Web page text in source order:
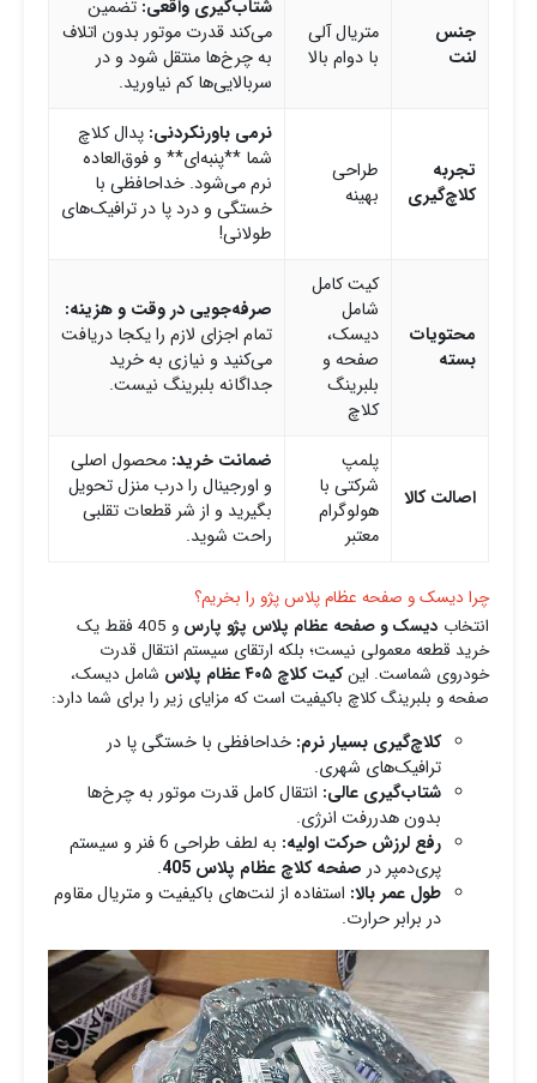
جنس
لنت
متریال آلی
با دوام بالا
شتاب‌گیری واقعی: تضمین
می‌کند قدرت موتور بدون اتلاف
به چرخ‌ها منتقل شود و در
سربالایی‌ها کم نیاورید.
تجربه
کلاچ‌گیری
طراحی
بهینه
نرمی باورنکردنی: پدال کلاچ
شما **پنبه‌ای** و فوق‌العاده
نرم می‌شود. خداحافظی با
خستگی و درد پا در ترافیک‌های
طولانی!
محتویات
بسته
کیت کامل
شامل
دیسک،
صفحه و
بلبرینگ
کلاچ
صرفه‌جویی در وقت و هزینه:
تمام اجزای لازم را یکجا دریافت
می‌کنید و نیازی به خرید
جداگانه بلبرینگ نیست.
اصالت کالا
پلمپ
شرکتی با
هولوگرام
معتبر
ضمانت خرید: محصول اصلی
و اورجینال را درب منزل تحویل
بگیرید و از شر قطعات تقلبی
راحت شوید.
چرا دیسک و صفحه عظام پلاس پژو را بخریم؟
انتخاب دیسک و صفحه عظام پلاس پژو پارس
و 405 فقط یک
خرید قطعه معمولی نیست؛ بلکه ارتقای سیستم انتقال قدرت
خودروی شماست. اینکیت کلاچ ۴۰۵ عظام پلاس
شامل دیسک،
صفحه و بلبرینگ کلاچ باکیفیت است که مزایای زیر را برای شما دارد:
کلاچ‌گیری بسیار نرم: خداحافظی با خستگی پا در
ترافیک‌های شهری.
شتاب‌گیری عالی: انتقال کامل قدرت موتور به چرخ‌ها
بدون هدررفت انرژی.
رفع لرزش حرکت اولیه:
به لطف طراحی 6 فنر و سیستم
پری‌دمپر در صفحه کلاچ عظام پلاس 405
.
طول عمر بالا: استفاده از لنت‌های باکیفیت و متریال مقاوم
در برابر حرارت.